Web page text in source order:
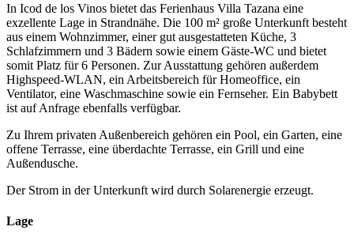
In Icod de los Vinos bietet das Ferienhaus Villa Tazana eine
exzellente Lage in Strandnähe. Die 100 m² große Unterkunft besteht
aus einem Wohnzimmer, einer gut ausgestatteten Küche, 3
Schlafzimmern und 3 Bädern sowie einem Gäste-WC und bietet
somit Platz für 6 Personen. Zur Ausstattung gehören außerdem
Highspeed-WLAN, ein Arbeitsbereich für Homeoffice, ein
Ventilator, eine Waschmaschine sowie ein Fernseher. Ein Babybett
ist auf Anfrage ebenfalls verfügbar.
Zu Ihrem privaten Außenbereich gehören ein Pool, ein Garten, eine
offene Terrasse, eine überdachte Terrasse, ein Grill und eine
Außendusche.
Der Strom in der Unterkunft wird durch Solarenergie erzeugt.
Lage